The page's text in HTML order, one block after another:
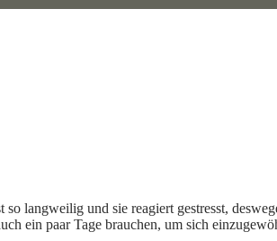
langweilig und sie reagiert gestresst,
ein paar Tage brauchen, um sich